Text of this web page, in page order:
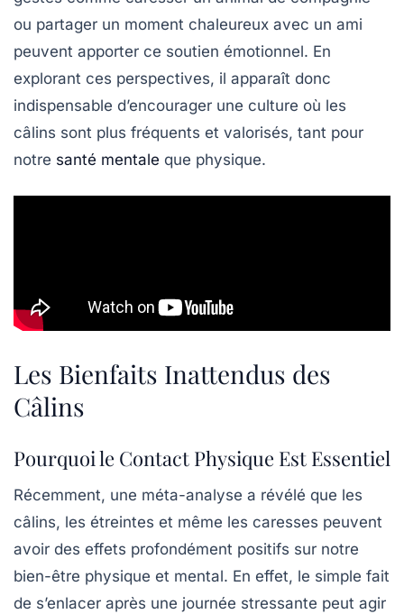
ou partager un moment chaleureux avec un ami
peuvent apporter ce soutien émotionnel. En
explorant ces perspectives, il apparaît donc
indispensable d’encourager une culture où les
câlins sont plus fréquents et valorisés, tant pour
notre santé mentale que physique.
Les Bienfaits Inattendus des
Câlins
Pourquoi le Contact Physique Est Essentiel
Récemment, une méta-analyse a révélé que les
câlins, les étreintes et même les caresses peuvent
avoir des effets profondément positifs sur notre
bien-être physique et mental. En effet, le simple fait
de s’enlacer après une journée stressante peut agir